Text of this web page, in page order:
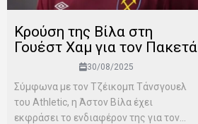
Κρούση της Βίλα στη
Γουέστ Χαμ για τον Πακετά
30/08/2025
Σύμφωνα με τον Τζέικομπ Τάνσγουελ
του Αthletic, η Άστον Βίλα έχει
εκφράσει το ενδιαφέρον της για τον...